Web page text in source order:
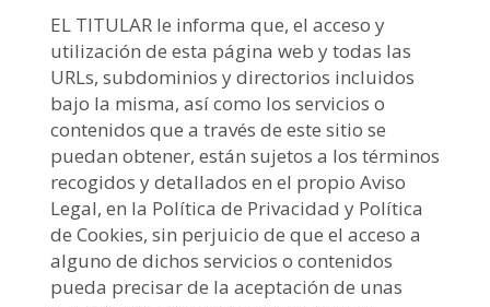
EL TITULAR le informa que, el acceso y
utilización de esta página web y todas las
URLs, subdominios y directorios incluidos
bajo la misma, así como los servicios o
contenidos que a través de este sitio se
puedan obtener, están sujetos a los términos
recogidos y detallados en el propio Aviso
Legal, en la Política de Privacidad y Política
de Cookies, sin perjuicio de que el acceso a
alguno de dichos servicios o contenidos
pueda precisar de la aceptación de unas